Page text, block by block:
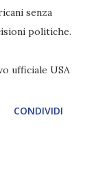
senza
politiche.
ufficiale USA
CONDIVIDI